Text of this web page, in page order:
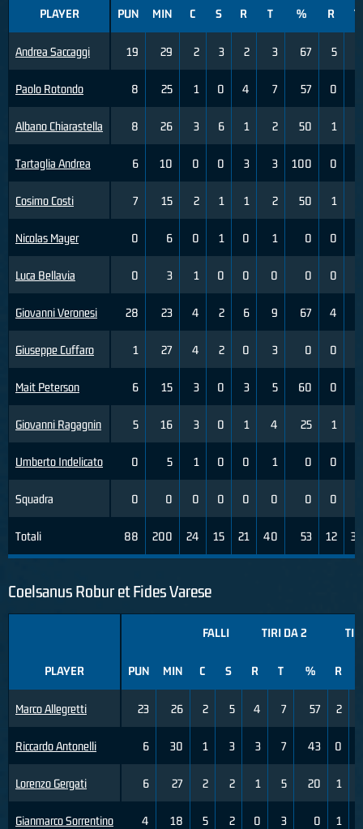
PLAYER
Andrea Saccaggi
Paolo Rotondo
Albano Chiarastella
Tartaglia Andrea
Cosimo Costi
Nicolas Mayer
Luca Bellavia
Giovanni Veronesi
Giuseppe Cuffaro
Mait Peterson
Giovanni Ragagnin
Umberto Indelicato
Squadra
Totali
PUN MIN C S R T % R T
19 29 2 3 2 3 67 5
8 25 1 0 4 7 57 0
8 26 3 6 1 2 50 1
6 10 0 0 3 3 100 0
7 15 2 1 1 2 50 1
0 6 0 1 0 1 0 0
0 3 1 0 0 0 0 0
28 23 4 2 6 9 67 4
1 27 4 2 0 3 0 0
6 15 3 0 3 5 60 0
5 16 3 0 1 4 25 1
0 5 1 0 0 1 0 0
0 0 0 0 0 0 0 0
88 200 24 15 21 40 53 12 30
Coelsanus Robur et Fides Varese
PLAYER
Marco Allegretti
Riccardo Antonelli
Lorenzo Gergati
Gianmarco Sorrentino
FALLI TIRI DA 2
PUN MIN C S R T % R
23 26 2 5 4 7 57 2
6 30 1 3 3 7 43 0
6 27 2 2 1 5 20 1
4 18 5 2 0 3 0 1